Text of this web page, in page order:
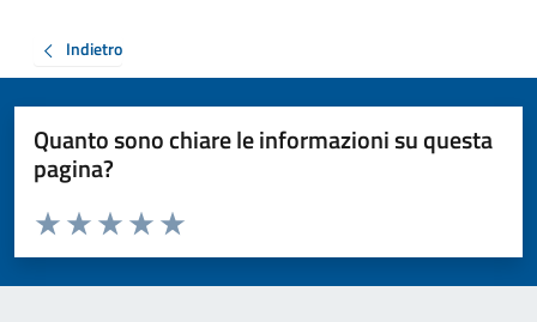
Indietro
Quanto sono chiare le informazioni su questa
pagina?
Valuta da 1 a 5 stelle la pagina
Valuta 5 stelle su 5
Valuta 4 stelle su 5
Valuta 3 stelle su 5
Valuta 2 stelle su 5
Valuta 1 stelle su 5